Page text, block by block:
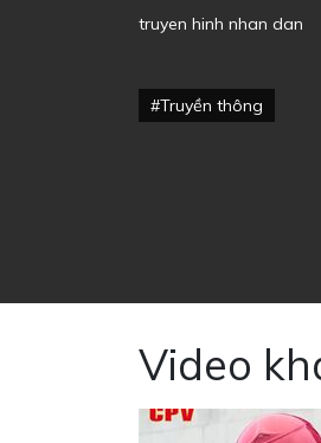
truyen hinh nhan dan
#Truyền thông
Video